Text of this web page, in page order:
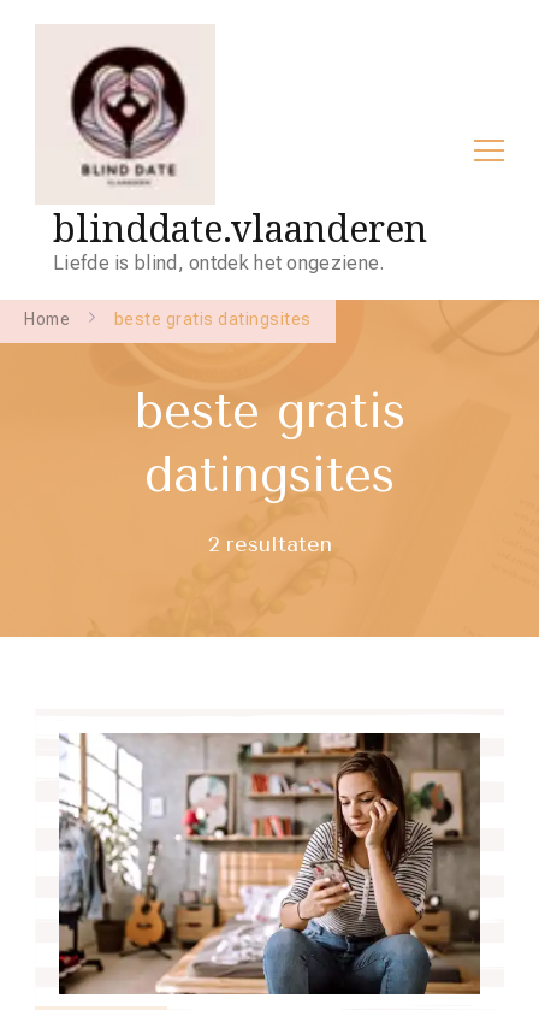
blinddate.vlaanderen
Liefde is blind, ontdek het ongeziene.
Home beste gratis datingsites
beste gratis
datingsites
2 resultaten